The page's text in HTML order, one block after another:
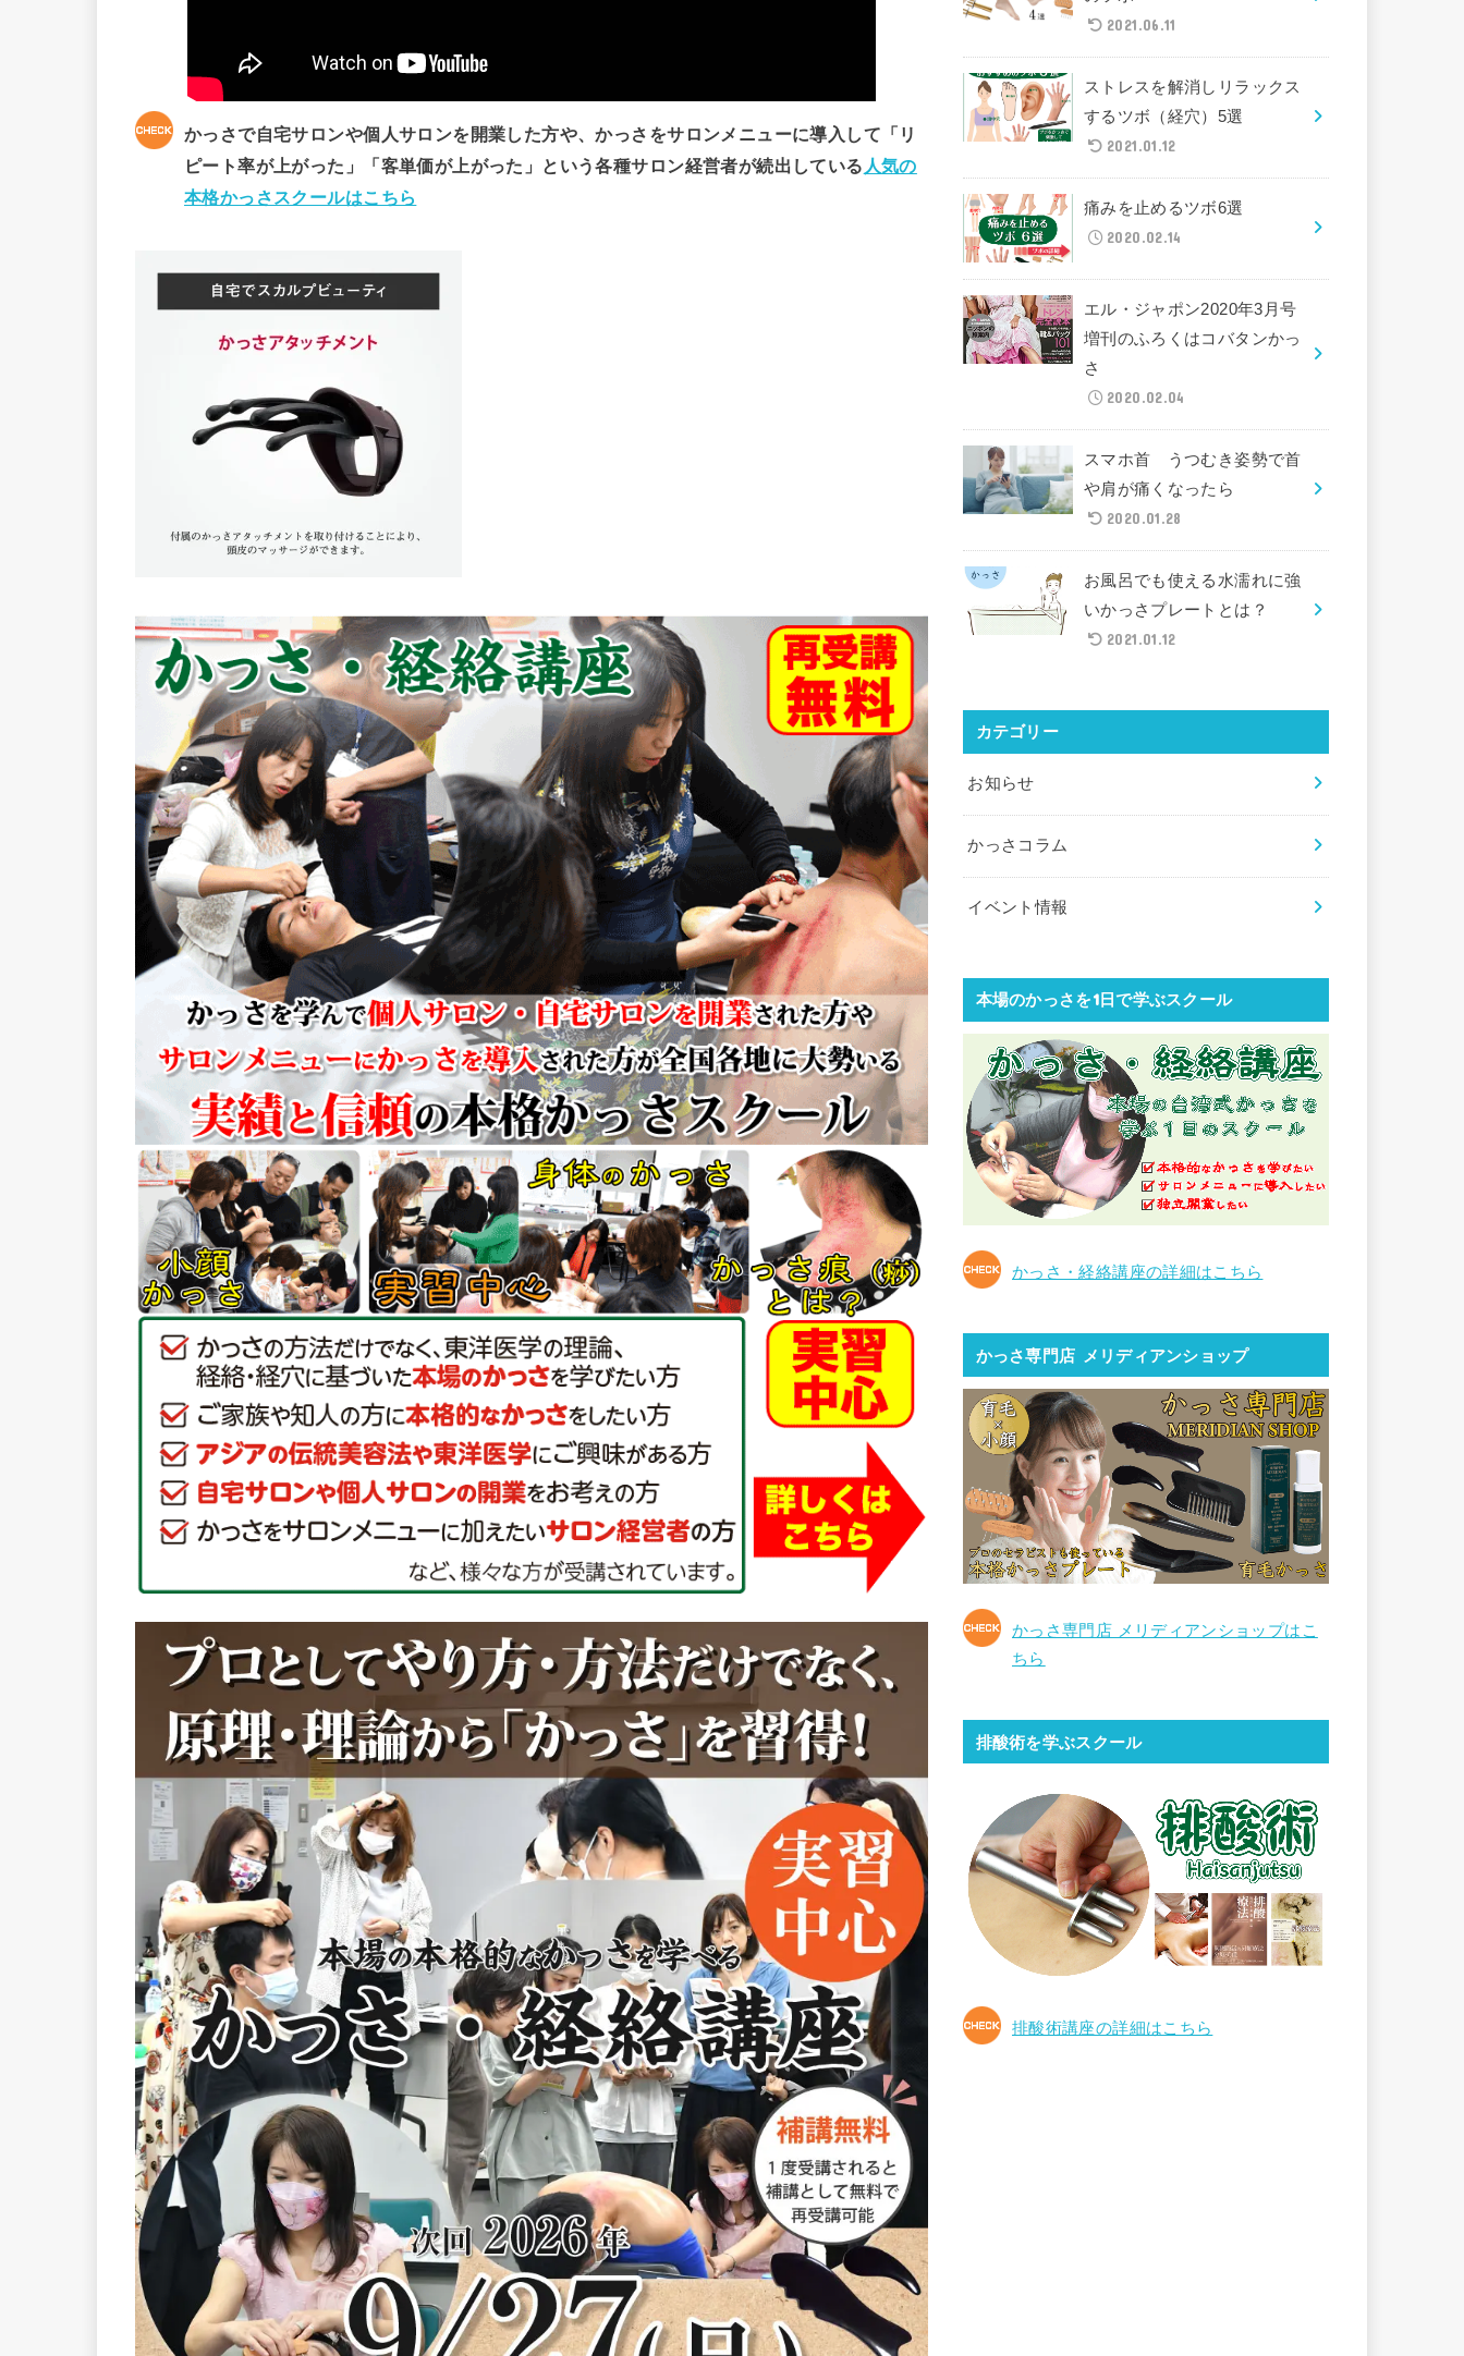
かっさで自宅サロンや個人サロンを開業した方や、かっさをサロンメニューに導入して「リ
ピート率が上がった」「客単価が上がった」という各種サロン経営者が続出している 人気の
本格かっさスクールはこちら
2021.06.11
ストレスを解消しリラックス
するツボ（経穴）5選
2021.01.12
痛みを止めるツボ6選
2020.02.14
エル・ジャポン2020年3月号
増刊のふろくはコバタンかっ
さ
2020.02.04
スマホ首 うつむき姿勢で首
や肩が痛くなったら
2020.01.28
お風呂でも使える水濡れに強
いかっさプレートとは？
2021.01.12
カテゴリー
お知らせ
かっさコラム
イベント情報
本場のかっさを1日で学ぶスクール
かっさ・経絡講座の詳細はこちら
かっさ専門店 メリディアンショップ
かっさ専門店 メリディアンショップはこ
ちら
排酸術を学ぶスクール
排酸術講座の詳細はこちら